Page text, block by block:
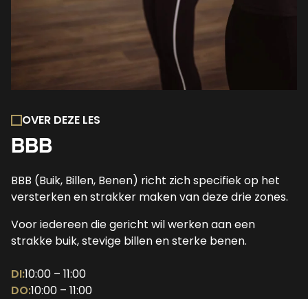
OVER DEZE LES
BBB
BBB (Buik, Billen, Benen) richt zich specifiek op het
versterken en strakker maken van deze drie zones.
Voor iedereen die gericht wil werken aan een
strakke buik, stevige billen en sterke benen.
DI:10:00 – 11:00
DO:10:00 – 11:00